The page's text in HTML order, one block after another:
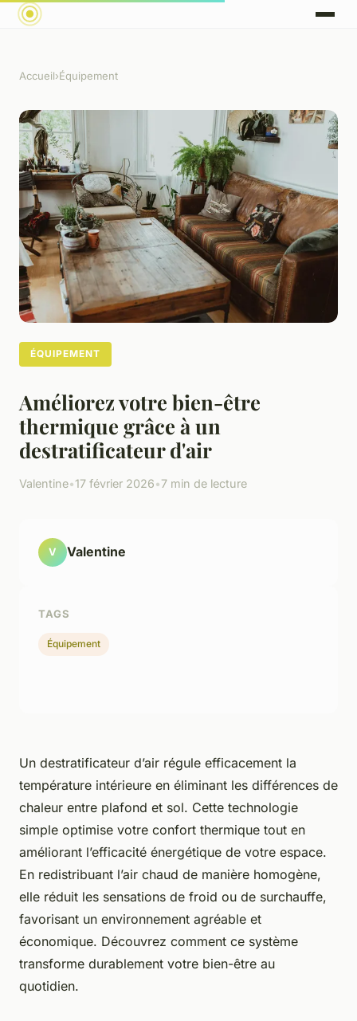
Accueil›Équipement
ÉQUIPEMENT
Améliorez votre bien-être
thermique grâce à un
destratificateur d'air
Valentine•17 février 2026•7 min de lecture
Un destratificateur d’air régule efficacement la
température intérieure en éliminant les différences de
chaleur entre plafond et sol. Cette technologie
simple optimise votre confort thermique tout en
améliorant l’efficacité énergétique de votre espace.
En redistribuant l’air chaud de manière homogène,
elle réduit les sensations de froid ou de surchauffe,
favorisant un environnement agréable et
économique. Découvrez comment ce système
transforme durablement votre bien-être au
quotidien.
V Valentine
TAGS
Équipement